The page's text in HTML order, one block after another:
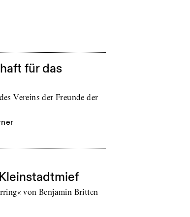
für das
Vereins der Freunde der
von Benjamin Britten